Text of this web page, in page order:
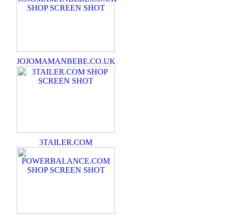
JOJOMAMANBEBE.CO.UK
3TAILER.COM